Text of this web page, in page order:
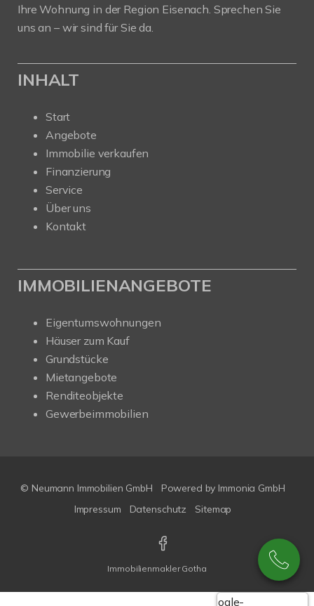
Ihre Wohnung in der Region Eisenach. Sprechen Sie
uns an – wir sind für Sie da.
INHALT
Start
Angebote
Immobilie verkaufen
Finanzierung
Service
Über uns
Kontakt
IMMOBILIENANGEBOTE
Eigentumswohnungen
Häuser zum Kauf
Grundstücke
Mietangebote
Renditeobjekte
Gewerbeimmobilien
© Neumann Immobilien GmbH Powered by Immonia GmbH
Impressum
Datenschutz Sitemap
Immobilienmakler Gotha
Google-